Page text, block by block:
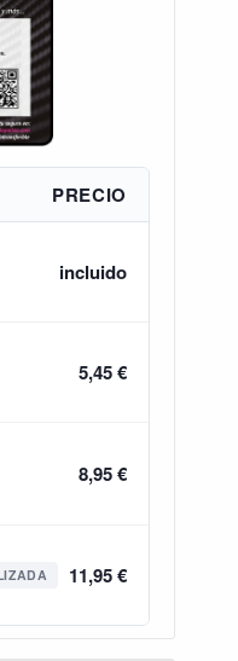
PRECIO
incluido
5,45 €
8,95 €
11,95 €